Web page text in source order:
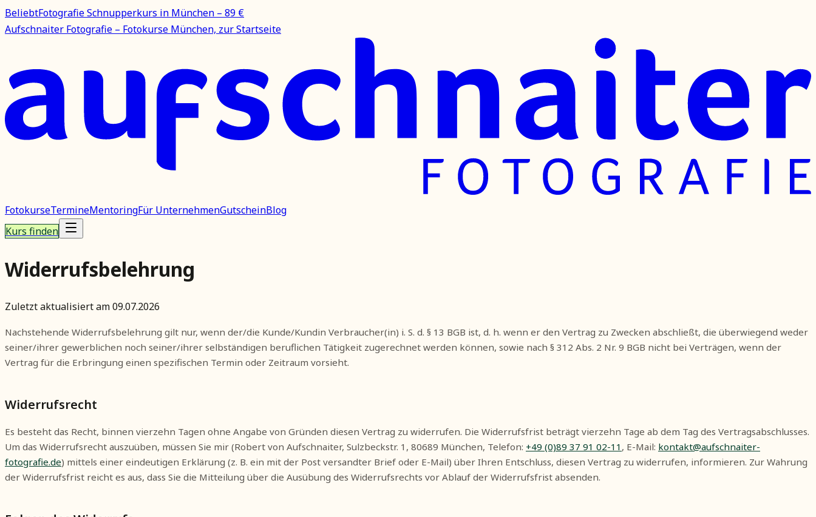
BeliebtFotografie Schnupperkurs in München – 89 €
Aufschnaiter Fotografie – Fotokurse München, zur Startseite
FotokurseTermineMentoringFür UnternehmenGutscheinBlog
Kurs finden
Widerrufsbelehrung
Zuletzt aktualisiert am 09.07.2026
Nachstehende Widerrufsbelehrung gilt nur, wenn der/die Kunde/Kundin Verbraucher(in) i. S. d. § 13 BGB ist, d. h. wenn er den Vertrag zu Zwecken abschließt, die überwiegend weder
seiner/ihrer gewerblichen noch seiner/ihrer selbständigen beruflichen Tätigkeit zugerechnet werden können, sowie nach § 312 Abs. 2 Nr. 9 BGB nicht bei Verträgen, wenn der
Vertrag für die Erbringung einen spezifischen Termin oder Zeitraum vorsieht.
Widerrufsrecht
Es besteht das Recht, binnen vierzehn Tagen ohne Angabe von Gründen diesen Vertrag zu widerrufen. Die Widerrufsfrist beträgt vierzehn Tage ab dem Tag des Vertragsabschlusses.
Um das Widerrufsrecht auszuüben, müssen Sie mir (Robert von Aufschnaiter, Sulzbeckstr. 1, 80689 München, Telefon: +49 (0)89 37 91 02-11 , E-Mail: kontakt@aufschnaiter-
fotografie.de) mittels einer eindeutigen Erklärung (z. B. ein mit der Post versandter Brief oder E-Mail) über Ihren Entschluss, diesen Vertrag zu widerrufen, informieren. Zur Wahrung
der Widerrufsfrist reicht es aus, dass Sie die Mitteilung über die Ausübung des Widerrufsrechts vor Ablauf der Widerrufsfrist absenden.